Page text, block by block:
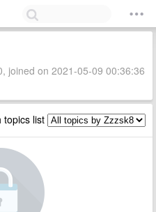
joined on 2021-05-09 00:36:36
topics list